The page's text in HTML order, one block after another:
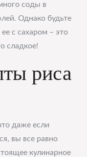
соды в
Однако будьте
с сахаром – это
сладкое!
риса
даже если
вы все равно
кулинарное